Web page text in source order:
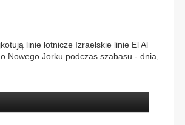
linie lotnicze Izraelskie linie El Al
Nowego Jorku podczas szabasu - dnia,